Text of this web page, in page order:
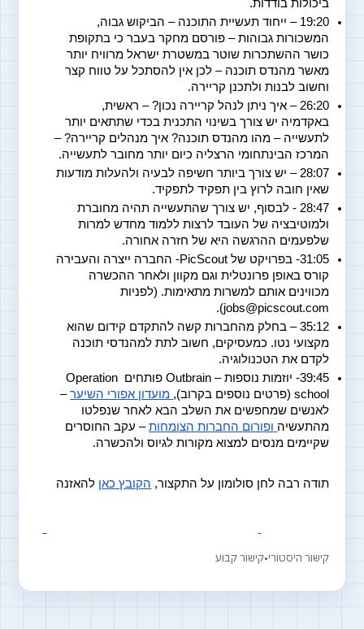
ביכולות בודדות.
המשכורות גבוהות – פורסם מחקר בעבר כי בתקופת
כושר ההשתכרות שוטר במשטרת ישראל מרוויח יותר
מאשר מהנדס תוכנה – לכן אין להסתכל על טווח קצר
וחשוב לבנות ולתכנן קריירה.
באקדמיה יש צורך בשינוי התכנית בכדי שתתאים יותר
לתעשייה – מהו מהנדס תוכנה? איך מנהלים קריירה? –
המרכז הבינתחומי הרצליה כיום יותר מחובר לתעשייה.
28:07 – יש צורך ביותר חשיפה לבעיה ולהעלות מודעות
שאין חובה לרוץ בין תפקיד לתפקיד.
28:47 - לבסוף, יש צורך שהתעשייה תהיה מחוברת
ולמוטיבציה של העובד לרצות ללמוד מחדש למרות
שלפעמים ההרגשה היא של חזרה אחורה.
מכווינים אותם למשרות מתאימות. (לפניות
jobs@picscout.com).
35:12 – בחלק מהחברות קשה להתקדם קידום שהוא
לקדם את הטכנולוגיה.
39:45- יוזמות נוספות – Outbrain פותחים Operation
school (פרטים נוספים בקרוב),
מועדון אפורי השיער
–
מהתעשיה ופורום החברות הצומחות
שקיימים מנסים למצוא מקורות לגיוס ולהכשרה.
תודה רבה לחן סולומון על התקצור, הקובץ כאן להאזנה
קישור היסטורי•קישור קבוע